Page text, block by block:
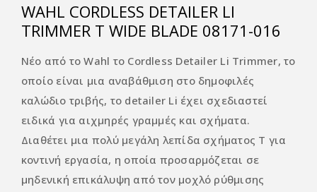
WAHL CORDLESS DETAILER LI
TRIMMER T WIDE BLADE 08171-016
Νέο από το Wahl το Cordless Detailer Li Trimmer, το
οποίο είναι μια αναβάθμιση στο δημοφιλές
καλώδιο τριβής, το detailer Li έχει σχεδιαστεί
ειδικά για αιχμηρές γραμμές και σχήματα.
Διαθέτει μια πολύ μεγάλη λεπίδα σχήματος T για
κοντινή εργασία, η οποία προσαρμόζεται σε
μηδενική επικάλυψη από τον μοχλό ρύθμισης